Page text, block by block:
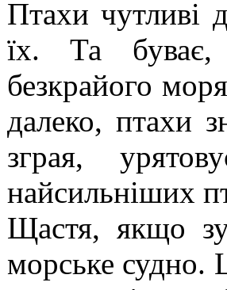
Птахи чутливі
їх. Та буває,
безкрайого
далеко, птахи
зграя,
найсильніших
Щастя, якщо
морське судно.